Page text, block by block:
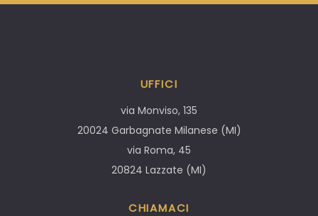
UFFICI
via Monviso, 135
20024 Garbagnate Milanese (MI)
via Roma, 45
20824 Lazzate (MI)
CHIAMACI